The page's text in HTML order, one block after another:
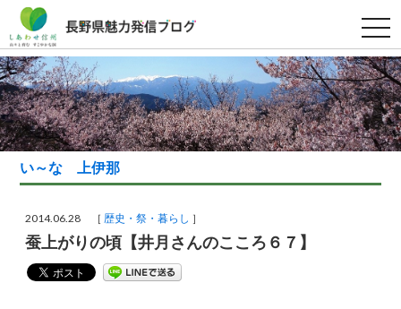
t
o
g
g
l
e
n
a
v
i
t
い～な 上伊那
2014.06.28 ［ 歴史・祭・暮らし ］
蚕上がりの頃【井月さんのこころ６７】